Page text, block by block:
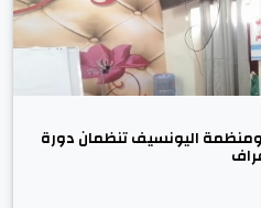
اليونسيف تنظمان دورة